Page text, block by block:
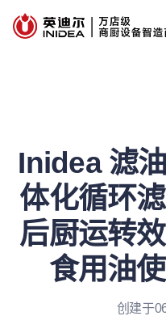
Inidea 滤
体化循环
后厨运转
食用油
创建于
服务
案例
资讯
关于我们